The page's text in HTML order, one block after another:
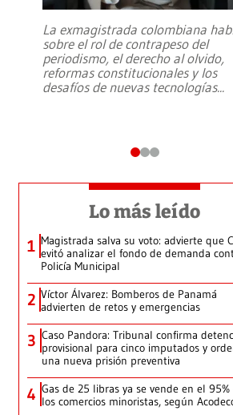
La exmagistrada colombiana
sobre el rol de contrapeso del
periodismo, el derecho al olvido,
reformas constitucionales y los
desafíos de nuevas tecnologías...
Lo más leído
1 Magistrada salva su voto: advierte que
evitó analizar el fondo de demanda
Policía Municipal
2 Víctor Álvarez: Bomberos de Panamá
advierten de retos y emergencias
3 Caso Pandora: Tribunal confirma
provisional para cinco imputados y
una nueva prisión preventiva
4 Gas de 25 libras ya se vende en el 95%
los comercios minoristas, según